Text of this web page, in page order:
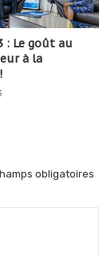
: Le goût au
à la
obligatoires